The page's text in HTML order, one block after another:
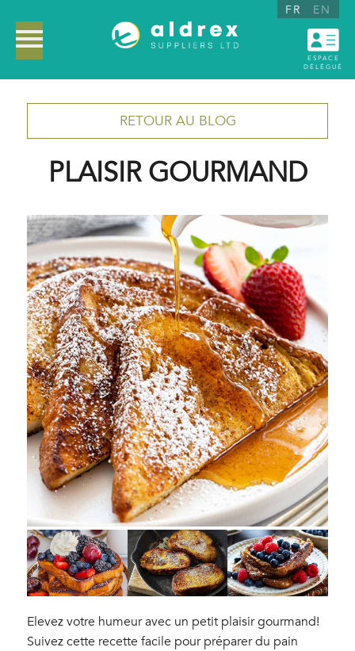
FR EN
ESPACE
DÉLÉGUÉ
RETOUR AU BLOG
PLAISIR GOURMAND
Elevez votre humeur avec un petit plaisir gourmand!
Suivez cette recette facile pour préparer du pain